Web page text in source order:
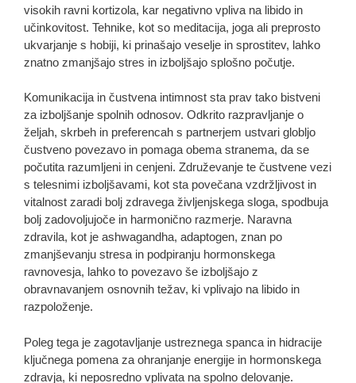
visokih ravni kortizola, kar negativno vpliva na libido in
učinkovitost. Tehnike, kot so meditacija, joga ali preprosto
ukvarjanje s hobiji, ki prinašajo veselje in sprostitev, lahko
znatno zmanjšajo stres in izboljšajo splošno počutje.
Komunikacija in čustvena intimnost sta prav tako bistveni
za izboljšanje spolnih odnosov. Odkrito razpravljanje o
željah, skrbeh in preferencah s partnerjem ustvari globljo
čustveno povezavo in pomaga obema stranema, da se
počutita razumljeni in cenjeni. Združevanje te čustvene vezi
s telesnimi izboljšavami, kot sta povečana vzdržljivost in
vitalnost zaradi bolj zdravega življenjskega sloga, spodbuja
bolj zadovoljujoče in harmonično razmerje. Naravna
zdravila, kot je ashwagandha, adaptogen, znan po
zmanjševanju stresa in podpiranju hormonskega
ravnovesja, lahko to povezavo še izboljšajo z
obravnavanjem osnovnih težav, ki vplivajo na libido in
razpoloženje.
Poleg tega je zagotavljanje ustreznega spanca in hidracije
ključnega pomena za ohranjanje energije in hormonskega
zdravja, ki neposredno vplivata na spolno delovanje.